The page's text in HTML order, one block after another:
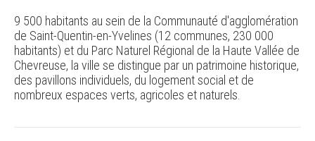
9 500 habitants au sein de la Communauté d'agglomération
de Saint-Quentin-en-Yvelines (12 communes, 230 000
habitants) et du Parc Naturel Régional de la Haute Vallée de
Chevreuse, la ville se distingue par un patrimoine historique,
des pavillons individuels, du logement social et de
nombreux espaces verts, agricoles et naturels.